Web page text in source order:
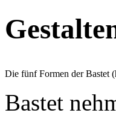
Die fünf Formen der Bastet
Bastet